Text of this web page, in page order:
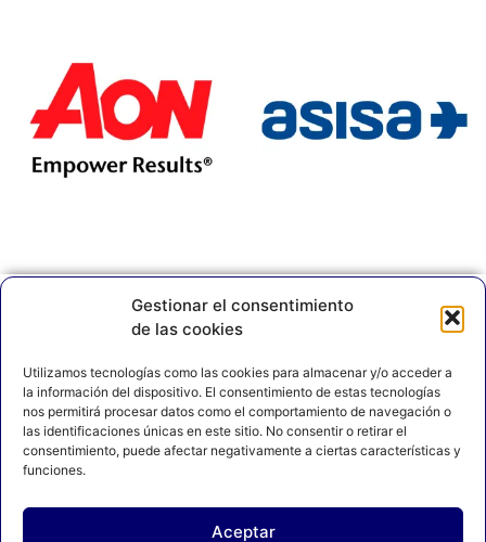
Gestionar el consentimiento
de las cookies
Utilizamos tecnologías como las cookies para almacenar y/o acceder a
la información del dispositivo. El consentimiento de estas tecnologías
nos permitirá procesar datos como el comportamiento de navegación o
las identificaciones únicas en este sitio. No consentir o retirar el
consentimiento, puede afectar negativamente a ciertas características y
funciones.
Aceptar
AVISO LEGAL
POLÍTICA DE PRIVACIDAD
POLÍTICA DE COOKIES